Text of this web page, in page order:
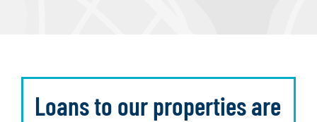
Loans to our properties are